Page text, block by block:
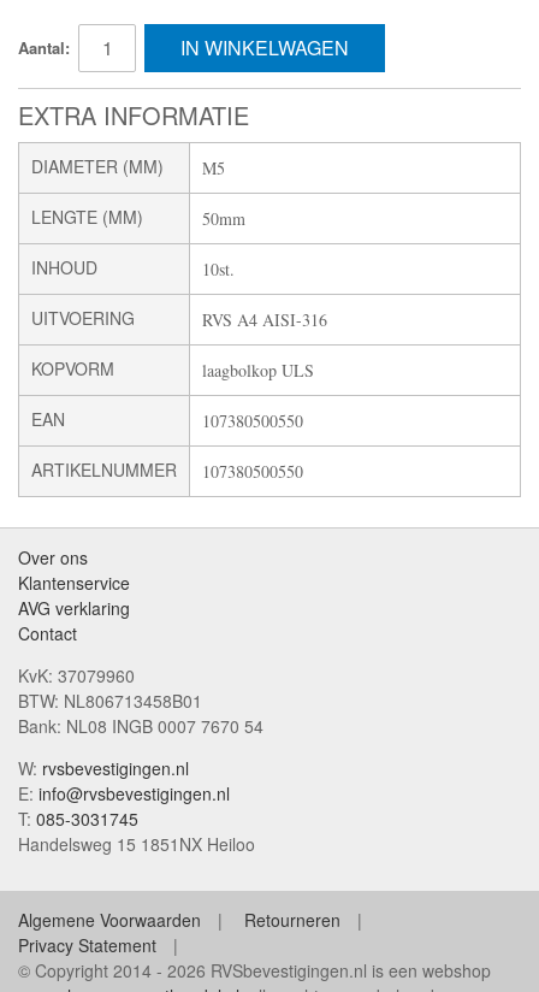
Aantal: IN WINKELWAGEN
EXTRA INFORMATIE
DIAMETER (MM) M5
LENGTE (MM) 50mm
INHOUD 10st.
UITVOERING RVS A4 AISI-316
KOPVORM laagbolkop ULS
EAN 107380500550
ARTIKELNUMMER 107380500550
Over ons
Klantenservice
AVG verklaring
Contact
KvK: 37079960
BTW: NL806713458B01
Bank: NL08 INGB 0007 7670 54
W: rvsbevestigingen.nl
E: info@rvsbevestigingen.nl
T: 085-3031745
Handelsweg 15 1851NX Heiloo
Algemene Voorwaarden
Retourneren
Privacy Statement
© Copyright 2014 - 2026 RVSbevestigingen.nl is een webshop